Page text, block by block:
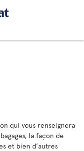
qui vous renseignera
la façon de
et bien d’autres